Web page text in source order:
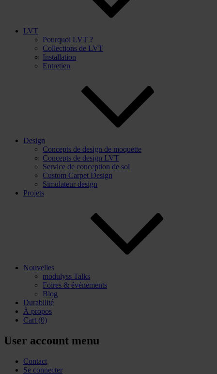
LVT
Pourquoi LVT ?
Collections de LVT
Installation
Entretien
Design
Concepts de design de moquette
Concepts de design LVT
Service de conception de sol
Custom Carpet Design
Simulateur design
Projets
Nouvelles
modulyss Talks
Foires & événements
Blog
Durabilité
À propos
Cart (0)
User account menu
Contact
Se connecter